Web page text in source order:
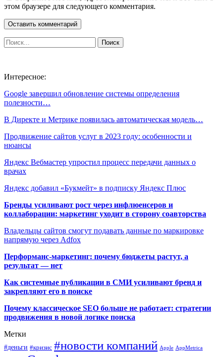
этом браузере для следующего комментария.
Интересное:
Google завершил обновление системы определения
полезности…
В Директе и Метрике появилась автоматическая модель…
Продвижение сайтов услуг в 2023 году: особенности и
нюансы
Яндекс Вебмастер упростил процесс передачи данных о
врачах
Яндекс добавил «Букмейт» в подписку Яндекс Плюс
Бренды усиливают рост через инфлюенсеров и
коллаборации: маркетинг уходит в сторону соавторства
Владельцы сайтов смогут подавать данные по маркировке
напрямую через Adfox
Перформанс-маркетинг: почему бюджеты растут, а
результат — нет
Как системные публикации в СМИ усиливают бренд и
закрепляют его в поиске
Почему классическое SEO больше не работает: стратегии
продвижения в новой логике поиска
Метки
#деньги #кризис #новости компаний Apple AppMetrica